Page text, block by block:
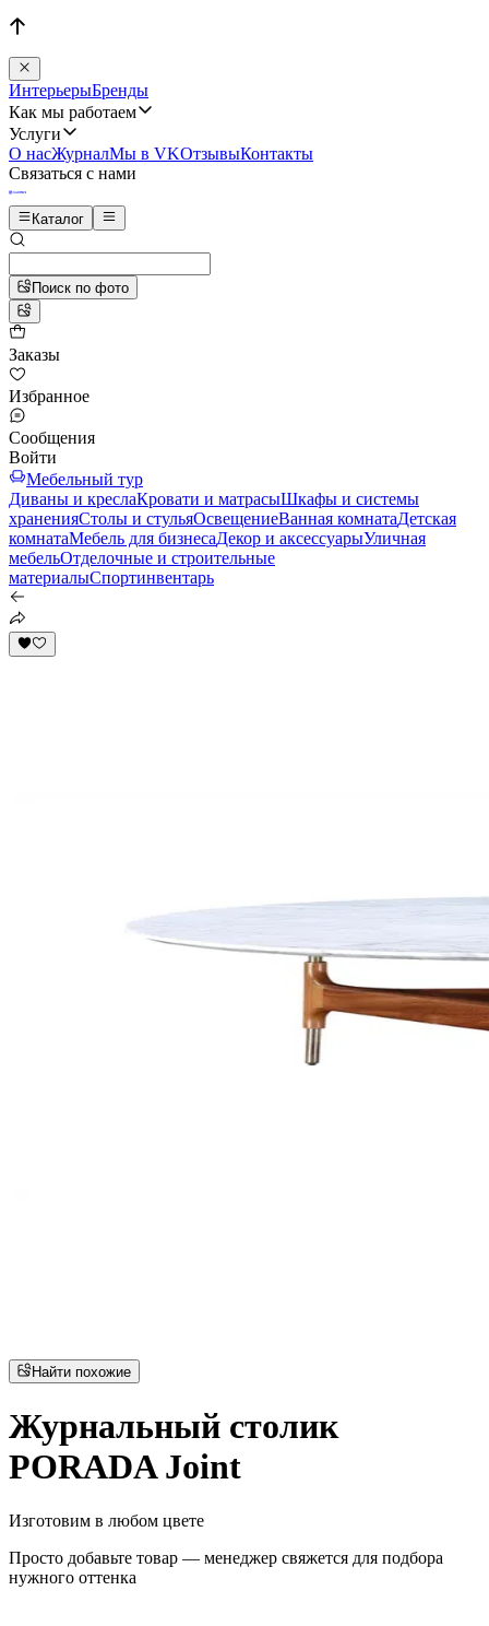
ИнтерьерыБренды
Как мы работаем
Услуги
О насЖурналМы в VKОтзывыКонтакты
Связаться с нами
Каталог
Поиск по фото
Заказы
Избранное
Сообщения
Войти
Мебельный тур
Диваны и креслаКровати и матрасыШкафы и системы
храненияСтолы и стульяОсвещениеВанная комнатаДетская
комнатаМебель для бизнесаДекор и аксессуарыУличная
мебельОтделочные и строительные
материалыСпортинвентарь
Найти похожие
Журнальный столик
PORADA Joint
Изготовим в любом цвете
Просто добавьте товар — менеджер свяжется для подбора
нужного оттенка